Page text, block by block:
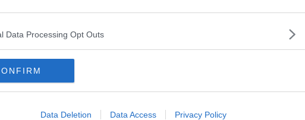
Data Processing Opt Outs
Data Deletion Data Access Privacy Policy